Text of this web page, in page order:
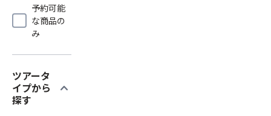
予約可能
な商品の
み
ツアータ
イプから
探す
expand_more